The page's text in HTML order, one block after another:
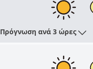
Πρόγνωση ανά 3 ώρες